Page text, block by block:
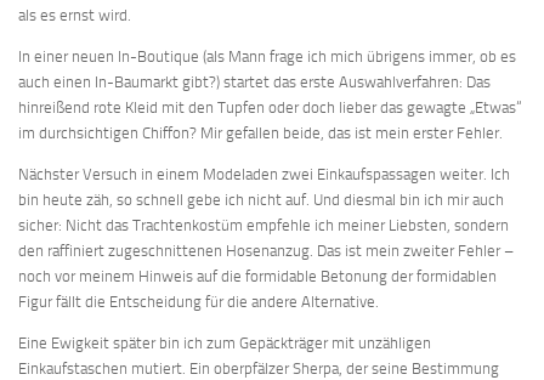
als es ernst wird.
In einer neuen In-Boutique (als Mann frage ich mich übrigens immer, ob es
auch einen In-Baumarkt gibt?) startet das erste Auswahlverfahren: Das
hinreißend rote Kleid mit den Tupfen oder doch lieber das gewagte „Etwas“
im durchsichtigen Chiffon? Mir gefallen beide, das ist mein erster Fehler.
Nächster Versuch in einem Modeladen zwei Einkaufspassagen weiter. Ich
bin heute zäh, so schnell gebe ich nicht auf. Und diesmal bin ich mir auch
sicher: Nicht das Trachtenkostüm empfehle ich meiner Liebsten, sondern
den raffiniert zugeschnittenen Hosenanzug. Das ist mein zweiter Fehler –
noch vor meinem Hinweis auf die formidable Betonung der formidablen
Figur fällt die Entscheidung für die andere Alternative.
Eine Ewigkeit später bin ich zum Gepäckträger mit unzähligen
Einkaufstaschen mutiert. Ein oberpfälzer Sherpa, der seine Bestimmung